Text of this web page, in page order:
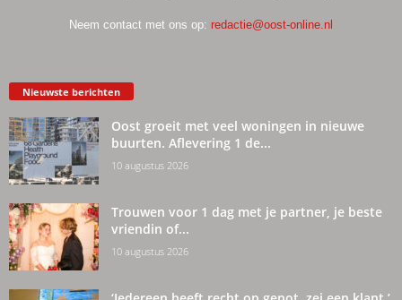
Neem contact met ons op: redactie@oost-online.nl
Nieuwste berichten
Oost groeit met veel woningen in nieuwe
buurten. Aflevering 1 de...
10 augustus 2026
Trouwen voor 1 dag met je partner, je beste
vriendin of...
10 augustus 2026